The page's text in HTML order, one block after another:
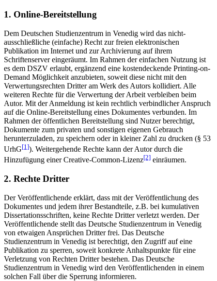
1. Online-Bereitstellung
Dem Deutschen Studienzentrum in Venedig wird das nicht-
ausschließliche (einfache) Recht zur freien elektronischen
Publikation im Internet und zur Archivierung auf ihrem
Schriftenserver eingeräumt. Im Rahmen der einfachen Nutzung ist
es dem DSZV erlaubt, ergänzend eine kostendeckende Printing-on-
Demand Möglichkeit anzubieten, soweit diese nicht mit den
Verwertungsrechten Dritter am Werk des Autors kollidiert. Alle
weiteren Rechte für die Verwertung der Arbeit verbleiben beim
Autor. Mit der Anmeldung ist kein rechtlich verbindlicher Anspruch
auf die Online-Bereitstellung eines Dokumentes verbunden. Im
Rahmen der öffentlichen Bereitstellung sind Nutzer berechtigt,
Dokumente zum privaten und sonstigen eigenen Gebrauch
herunterzuladen, zu speichern oder in kleiner Zahl zu drucken (§ 53
UrhG[1]). Weitergehende Rechte kann der Autor durch die
Hinzufügung einer Creative-Common-Lizenz[2] einräumen.
2. Rechte Dritter
Der Veröffentlichende erklärt, dass mit der Veröffentlichung des
Dokumentes und jedem ihrer Bestandteile, z.B. bei kumulativen
Dissertationsschriften, keine Rechte Dritter verletzt werden. Der
Veröffentlichende stellt das Deutsche Studienzentrum in Venedig
von etwaigen Ansprüchen Dritter frei. Das Deutsche
Studienzentrum in Venedig ist berechtigt, den Zugriff auf eine
Publikation zu sperren, soweit konkrete Anhaltspunkte für eine
Verletzung von Rechten Dritter bestehen. Das Deutsche
Studienzentrum in Venedig wird den Veröffentlichenden in einem
solchen Fall über die Sperrung informieren.